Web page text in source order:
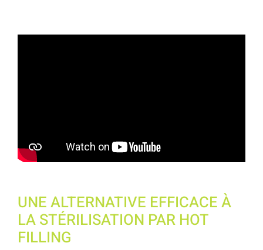
UNE ALTERNATIVE EFFICACE À
LA STÉRILISATION PAR HOT
FILLING